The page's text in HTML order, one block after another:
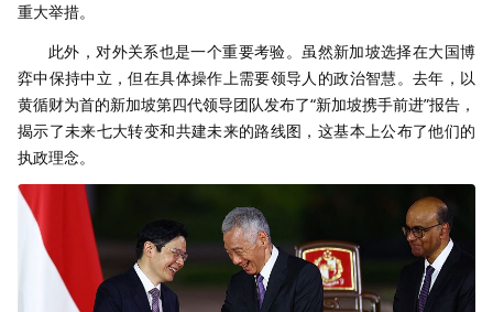
重大举措。
此外，对外关系也是一个重要考验。虽然新加坡选择在大国博
弈中保持中立，但在具体操作上需要领导人的政治智慧。去年，以
黄循财为首的新加坡第四代领导团队发布了“新加坡携手前进”报告，
揭示了未来七大转变和共建未来的路线图，这基本上公布了他们的
执政理念。